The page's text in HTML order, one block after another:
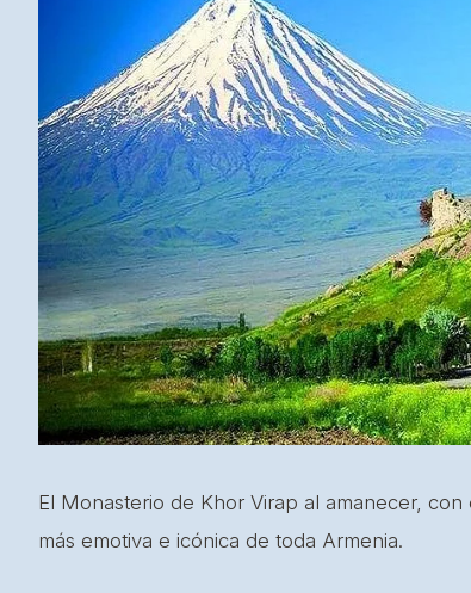
El Monasterio de Khor Virap al amanecer,
más emotiva e icónica de toda Armenia.